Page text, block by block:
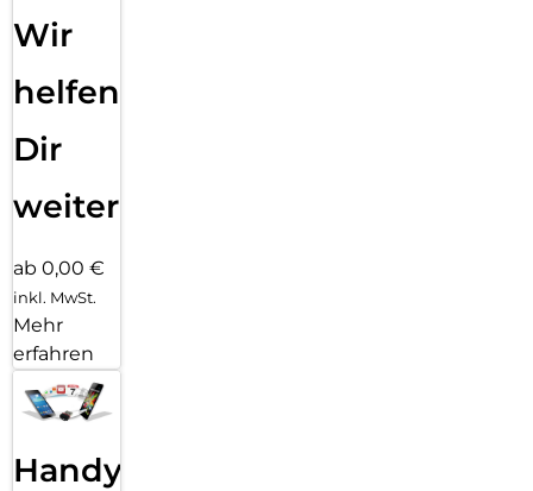
Wir
helfen
Dir
weiter
ab 0,00 €
inkl. MwSt.
Mehr
erfahren
Handy